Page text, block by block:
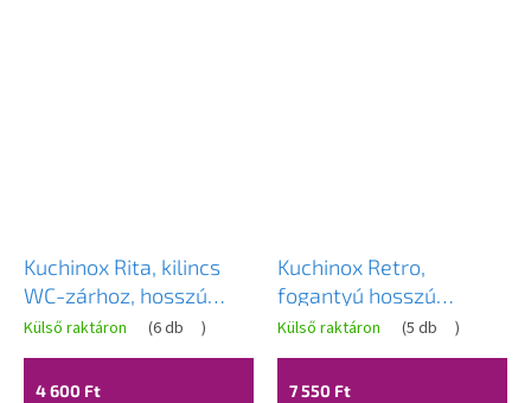
Kuchinox Rita, kilincs
WC-zárhoz, hosszú
szerelvényen, szatén,
LAV-KRI_0M3A
Külső raktáron (6 db )
4 600 Ft
Kuchinox Retro,
fogantyú hosszú
szerelvényen
cilinderbetéthez,
patinás, LAV-KCR_412A
Külső raktáron (5 db )
7 550 Ft